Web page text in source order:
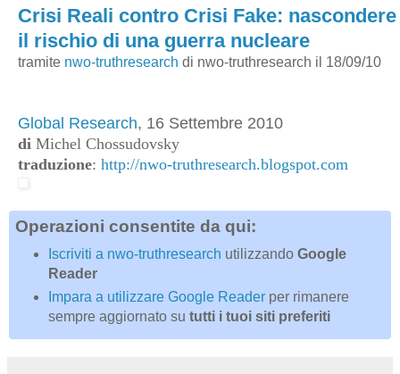
Crisi Reali contro Crisi Fake: nascondere
il rischio di una guerra nucleare
tramite nwo-truthresearch di nwo-truthresearch il 18/09/10
Global Research, 16 Settembre 2010
di Michel Chossudovsky
traduzione: http://nwo-truthresearch.blogspot.com
Operazioni consentite da qui:
Iscriviti a nwo-truthresearch utilizzando Google
Reader
Impara a utilizzare Google Readerper rimanere
sempre aggiornato su tutti i tuoi siti preferiti